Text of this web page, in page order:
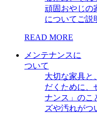
頑固おやじの
についてご説
READ MORE
メンテナンスに
ついて
大切な家具と
だくために、
ナンス」のこ
ズや汚れがつ